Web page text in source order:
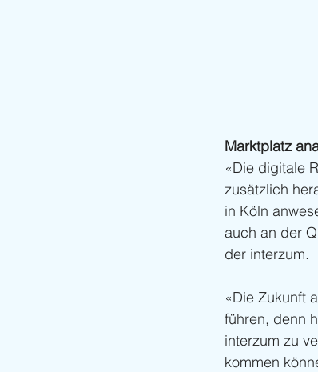
Marktplatz
«Die digitale
zusätzlich
in Köln
auch an der
der interzum.
«Die Zukunft
führen, denn
interzum zu
kommen